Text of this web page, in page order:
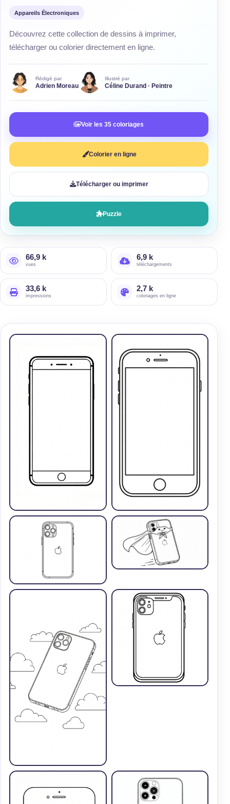
Appareils Électroniques
Découvrez cette collection de dessins à imprimer,
télécharger ou colorier directement en ligne.
Rédigé par
Adrien Moreau
Illustré par
Céline Durand · Peintre
Voir les 35 coloriages
Colorier en ligne
Télécharger ou imprimer
Puzzle
66,9 k
vues
6,9 k
téléchargements
33,6 k
impressions
2,7 k
coloriages en ligne